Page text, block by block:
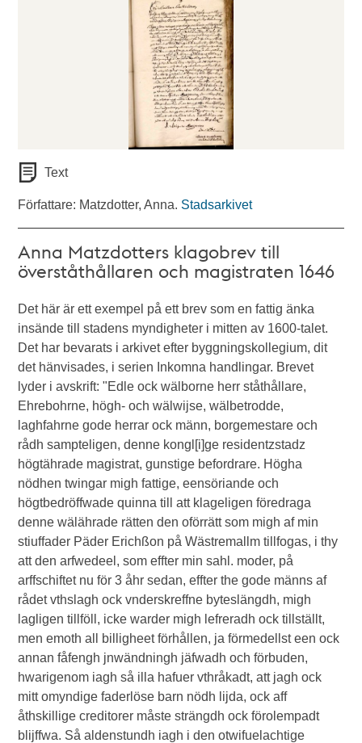
Text
Författare: Matzdotter, Anna. Stadsarkivet
Anna Matzdotters klagobrev till
överståthållaren och magistraten 1646
Det här är ett exempel på ett brev som en fattig änka
insände till stadens myndigheter i mitten av 1600-talet.
Det har bevarats i arkivet efter byggningskollegium, dit
det hänvisades, i serien Inkomna handlingar. Brevet
lyder i avskrift: "Edle ock wälborne herr ståthållare,
Ehrebohrne, högh- och wälwijse, wälbetrodde,
laghfahrne gode herrar ock männ, borgemestare och
rådh sampteligen, denne kongl[i]ge residentzstadz
högtährade magistrat, gunstige befordrare. Högha
nödhen twingar migh fattige, eensöriande och
högtbedröffwade quinna till att klageligen föredraga
denne wälährade rätten den oförrätt som migh af min
stiuffader Päder Erichßon på Wästremallm tillfogas, i thy
att den arfwedeel, som effter min sahl. moder, på
arffschiftet nu för 3 åhr sedan, effter the gode männs af
rådet vthslagh ock vnderskreffne byteslängdh, migh
lagligen tillföll, icke warder migh lefreradh ock tillställt,
men emoth all billigheet förhållen, ja förmedellst een ock
annan fåfengh jnwändningh jäfwadh och förbuden,
hwarigenom iagh så illa hafuer vthråkadt, att jagh ock
mitt omyndige faderlöse barn nödh lijda, ock aff
åthskillige creditorer måste strängdh ock förolempadt
blijffwa. Så aldenstundh iagh i den otwifuelachtige